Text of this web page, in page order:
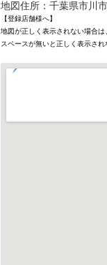
地図住所：千葉県市川
【登録店舗様へ】
地図が正しく表示されない場合
スペースが無いと正しく表示さ